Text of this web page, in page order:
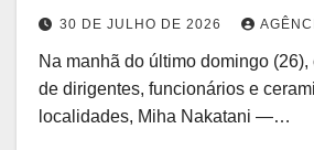
30 DE JULHO DE 2026
Na manhã do último domingo (26),
de dirigentes, funcionários e
localidades, Miha Nakatani —…